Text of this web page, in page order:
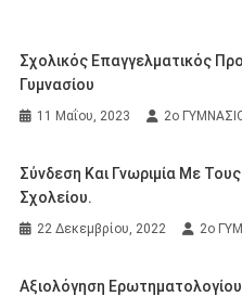
Σχολικός Επαγγελματικός
Γυμνασίου
11 Μαΐου, 2023 2ο
Σύνδεση Και Γνωριμία Με
Σχολείου.
22 Δεκεμβρίου, 2022 2ο
Αξιολόγηση